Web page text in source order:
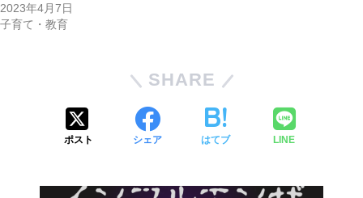
2023年4月7日
子育て・教育
SHARE
ポスト シェア はてブ LINE